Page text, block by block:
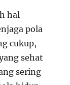
hal
pola
cukup,
sehat
sering